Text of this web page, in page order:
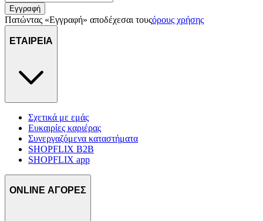
Εγγραφή
Πατώντας «Εγγραφή» αποδέχεσαι τουςόρους χρήσης
ΕΤΑΙΡΕΙΑ
Σχετικά με εμάς
Ευκαιρίες καριέρας
Συνεργαζόμενα καταστήματα
SHOPFLIX B2B
SHOPFLIX app
ONLINE ΑΓΟΡΕΣ